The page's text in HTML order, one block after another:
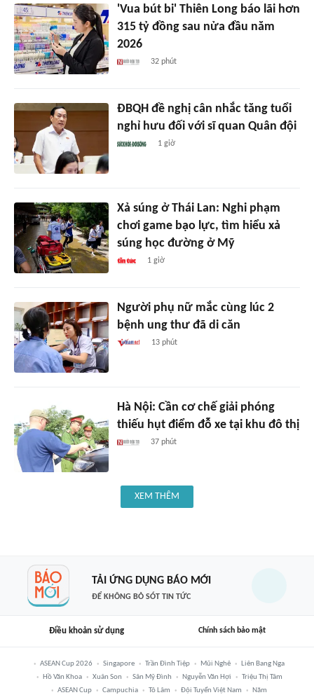
'Vua bút bi' Thiên Long báo lãi hơn
315 tỷ đồng sau nửa đầu năm
2026
32 phút
ĐBQH đề nghị cân nhắc tăng tuổi
nghỉ hưu đối với sĩ quan Quân đội
1 giờ
Xả súng ở Thái Lan: Nghi phạm
chơi game bạo lực, tìm hiểu xả
súng học đường ở Mỹ
1 giờ
Người phụ nữ mắc cùng lúc 2
bệnh ung thư đã di căn
13 phút
Hà Nội: Cần cơ chế giải phóng
thiếu hụt điểm đỗ xe tại khu đô thị
37 phút
XEM THÊM
TẢI ỨNG DỤNG BÁO MỚI
ĐỂ KHÔNG BỎ SÓT TIN TỨC
Điều khoản sử dụng Chính sách bảo mật
ASEAN Cup 2026 Singapore Trần Đình Tiệp Mũi Nghê
Liên Bang Nga
Hồ Văn Khoa
Xuân Son Sân Mỹ Đình Nguyễn Văn Hợi
Triệu Thị Tâm
ASEAN Cup
Campuchia Tô Lâm Đội Tuyển Việt Nam Năm